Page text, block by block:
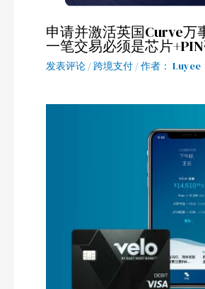
申请并激活英国Curve万
一笔交易必须是芯片
发表评论 /跨境支付 / 作者： Luyee